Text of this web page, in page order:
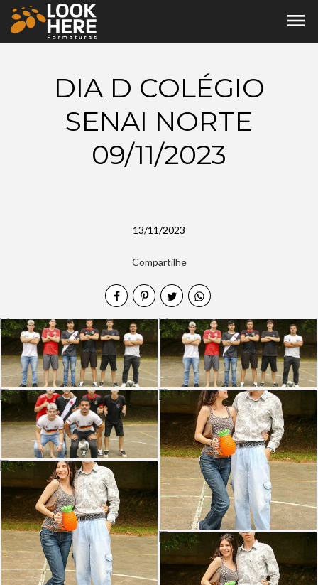
menu
DIA D COLÉGIO
SENAI NORTE
09/11/2023
13/11/2023
Compartilhe